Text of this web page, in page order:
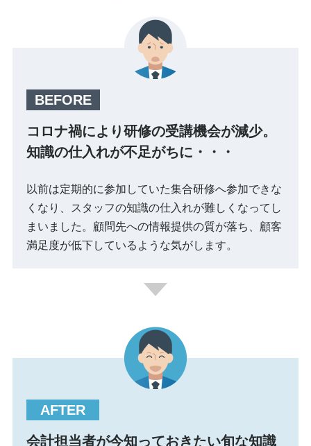
コロナ禍により研修の受講機会が減少。
知識の仕入れが不足がちに・・・
以前は定期的に参加していた集合研修へ参加できな
くなり、スタッフの知識の仕入れが難しくなってし
まいました。顧問先への情報提供の質が落ち、顧客
満足度が低下しているような気がします。
会計担当者が今知っておきたい旬な知識